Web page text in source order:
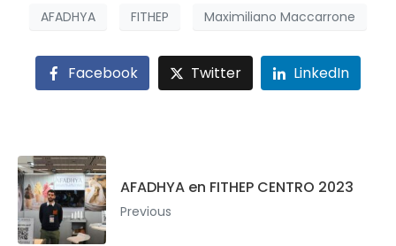
AFADHYA FITHEP Maximiliano Maccarrone
Facebook Twitter LinkedIn
AFADHYA en FITHEP CENTRO 2023
Previous